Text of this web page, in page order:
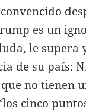
es un
le supera
de su país:
no tienen
cinco